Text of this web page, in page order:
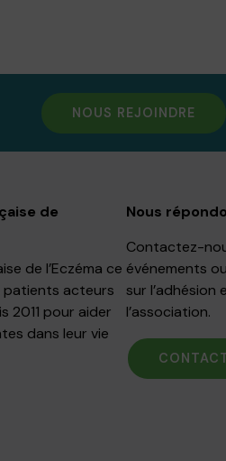
NOUS REJOINDRE
de
de l’Eczéma ce
acteurs
2011 pour aider
dans leur vie
Nous
Contactez-
événements
sur
l’association.